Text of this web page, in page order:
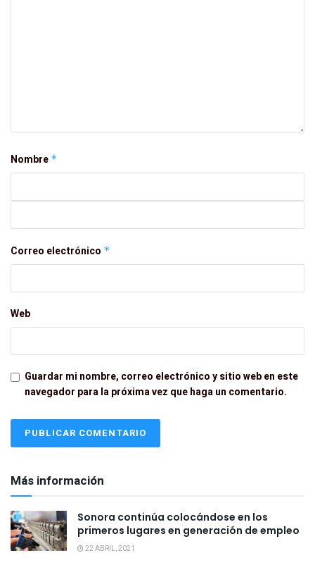
Nombre *
Correo electrónico *
Web
Guardar mi nombre, correo electrónico y sitio web en este
navegador para la próxima vez que haga un comentario.
Más información
Sonora continúa colocándose en los
primeros lugares en generación de empleo
22 ABRIL, 2021